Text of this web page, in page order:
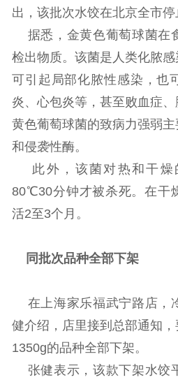
出，该批次水饺在北京全市停
据悉，金黄色葡萄球菌在
检出物质。该菌是人类化脓感
可引起局部化脓性感染，也
炎、心包炎等，甚至败血症
黄色葡萄球菌的致病力强弱
和侵袭性酶。
此外，该菌对热和干燥
80℃30分钟才被杀死。在干
活2至3个月。
同批次品种全部下架
在上海家乐福武宁路店，
健介绍，店里接到总部通知
1350g的品种全部下架。
张健表示，该款下架水饺